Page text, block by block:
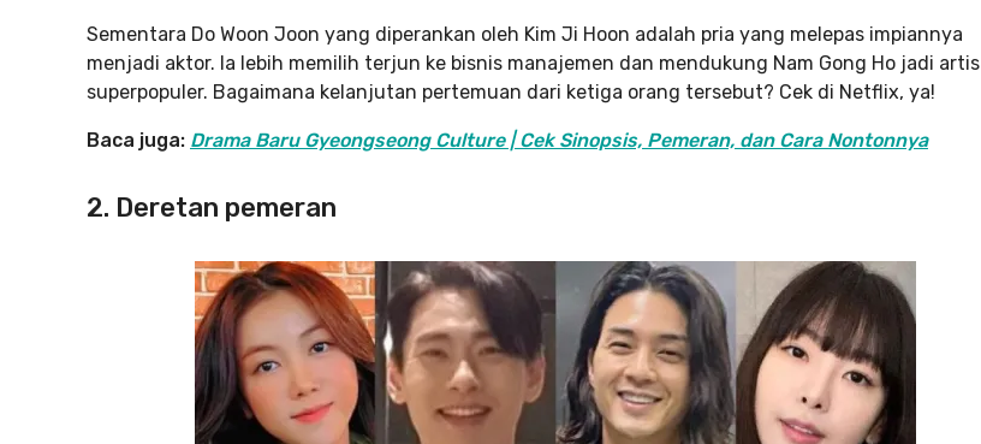
Sementara Do Woon Joon yang diperankan oleh Kim Ji Hoon adalah pria yang melepas impiannya
menjadi aktor. Ia lebih memilih terjun ke bisnis manajemen dan mendukung Nam Gong Ho jadi artis
superpopuler. Bagaimana kelanjutan pertemuan dari ketiga orang tersebut? Cek di Netflix, ya!
Baca juga: Drama Baru Gyeongseong Culture | Cek Sinopsis, Pemeran, dan Cara Nontonnya
2. Deretan pemeran